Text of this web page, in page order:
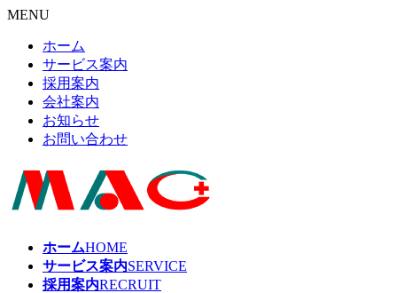
MENU
ホーム
サービス案内
採用案内
会社案内
お知らせ
お問い合わせ
ホームHOME
サービス案内SERVICE
採用案内RECRUIT